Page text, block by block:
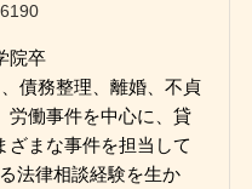
院卒
債務整理、離婚、不貞
労働事件を中心に、貸
ざまな事件を担当して
法律相談経験を生か